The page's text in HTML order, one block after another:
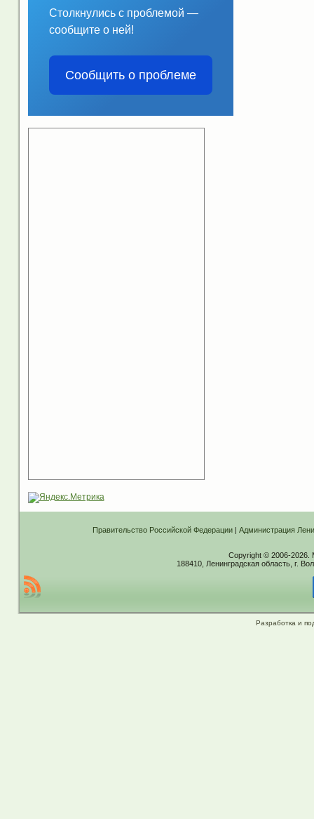
Столкнулись с проблемой —
сообщите о ней!
Сообщить о проблеме
Правительство Российской Федерации| Администрация
Copyright © 2006-2026.
188410, Ленинградская область, г.
Разработка и